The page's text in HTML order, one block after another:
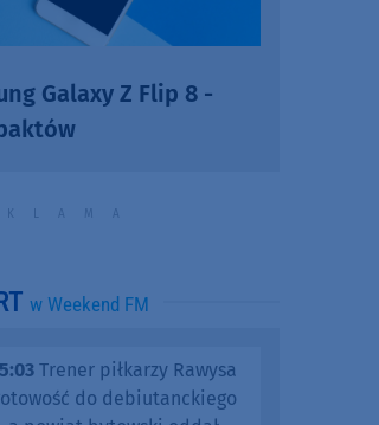
Galaxy Z Flip 8 -
w Weekend FM
Trener piłkarzy Rawysa
do debiutanckiego